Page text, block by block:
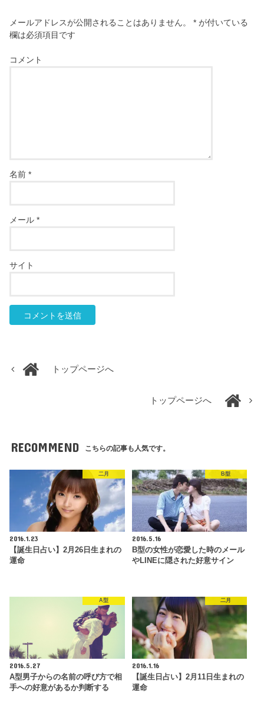
メールアドレスが公開されることはありません。 * が付いている
欄は必須項目です
コメント
名前*
メール*
サイト
トップページへ
トップページへ
RECOMMEND こちらの記事も人気です。
二月
2016.1.23
【誕生日占い】2月26日生まれの
運命
B型
2016.5.16
B型の女性が恋愛した時のメール
やLINEに隠された好意サイン
A型
2016.5.27
A型男子からの名前の呼び方で相
手への好意があるか判断する
二月
2016.1.16
【誕生日占い】2月11日生まれの
運命